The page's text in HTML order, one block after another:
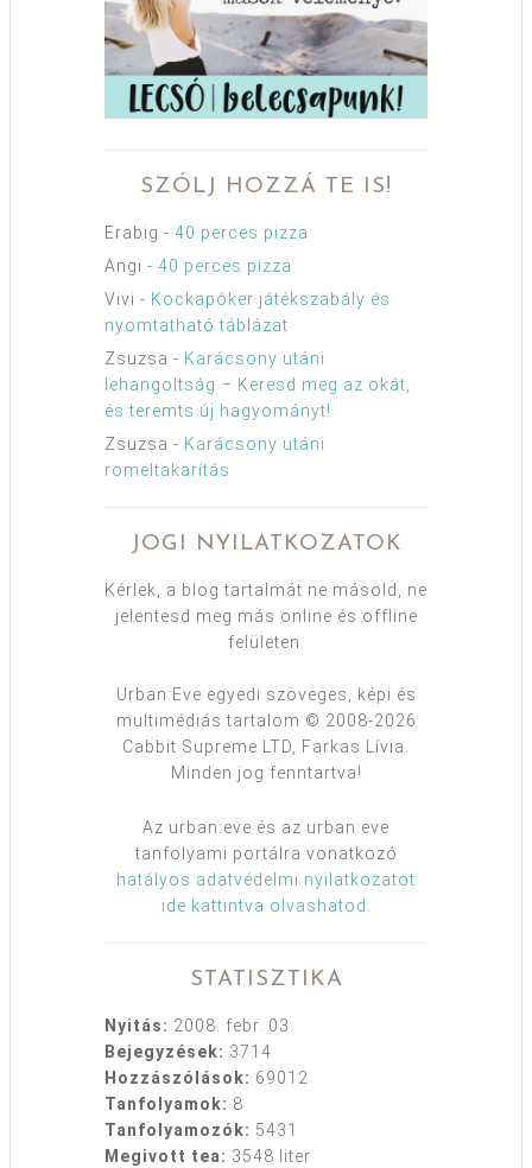
SZÓLJ HOZZÁ TE IS!
Erabig - 40 perces pizza
Angi - 40 perces pizza
Vivi - Kockapóker játékszabály és
nyomtatható táblázat
Zsuzsa - Karácsony utáni
lehangoltság – Keresd meg az okát,
és teremts új hagyományt!
Zsuzsa - Karácsony utáni
romeltakarítás
JOGI NYILATKOZATOK
Kérlek, a blog tartalmát ne másold, ne
jelentesd meg más online és offline
felületen.
Urban:Eve egyedi szöveges, képi és
multimédiás tartalom © 2008-2026
Cabbit Supreme LTD, Farkas Lívia.
Minden jog fenntartva!
Az urban:eve és az urban:eve
tanfolyami portálra vonatkozó
hatályos adatvédelmi nyilatkozatot
ide kattintva olvashatod .
STATISZTIKA
Nyitás: 2008. febr. 03.
Bejegyzések: 3714
Hozzászólások: 69012
Tanfolyamok: 8
Tanfolyamozók: 5431
Megivott tea: 3548 liter